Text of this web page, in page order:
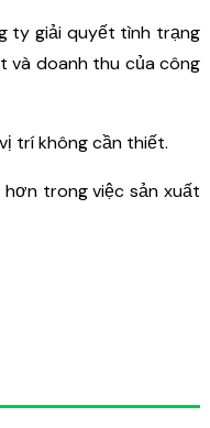
ty giải quyết tình trạng
và doanh thu của công
trí không cần thiết.
trong việc sản xuất